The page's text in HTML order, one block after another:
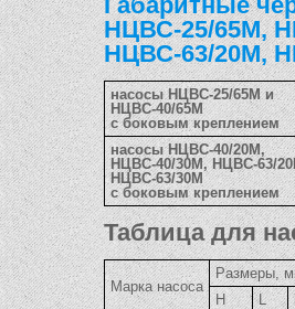
НЦВС-25/65М,
НЦВС-63/20М,
насосы НЦВС-25/65М и
НЦВС-40/65М
с боковым креплением
насосы НЦВС-40/20М,
НЦВС-40/30М, НЦВС-63/
НЦВС-63/30М
с боковым креплением
Таблица для
Марка насоса
Размеры,
Н
L